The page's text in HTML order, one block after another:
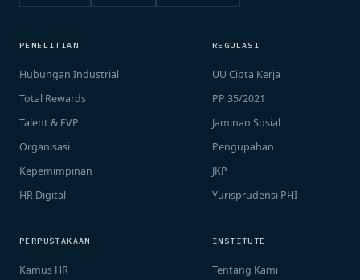
PENELITIAN
Hubungan Industrial
Total Rewards
Talent & EVP
Organisasi
Kepemimpinan
HR Digital
REGULASI
UU Cipta Kerja
PP 35/2021
Jaminan Sosial
Pengupahan
JKP
Yurisprudensi PHI
PERPUSTAKAAN
Kamus HR
INSTITUTE
Tentang Kami